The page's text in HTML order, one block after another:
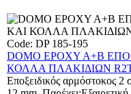
Code: DP 185-195
DOMO EPOXY A+B
ΚΟΛΛΑ ΠΛΑΚΙΔΙΩΝ
Εποξειδικός αρμόστοκος 2